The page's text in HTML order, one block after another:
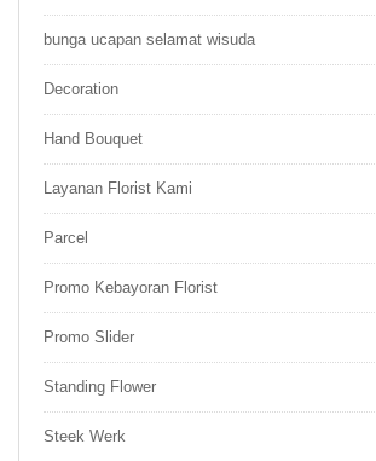
bunga ucapan selamat wisuda
Decoration
Hand Bouquet
Layanan Florist Kami
Parcel
Promo Kebayoran Florist
Promo Slider
Standing Flower
Steek Werk